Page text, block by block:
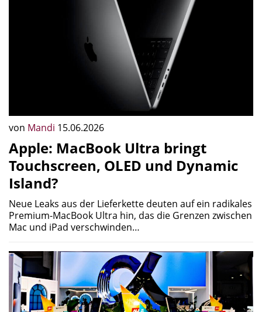
von Mandi 15.06.2026
Apple: MacBook Ultra bringt
Touchscreen, OLED und Dynamic
Island?
Neue Leaks aus der Lieferkette deuten auf ein radikales
Premium-MacBook Ultra hin, das die Grenzen zwischen
Mac und iPad verschwinden…